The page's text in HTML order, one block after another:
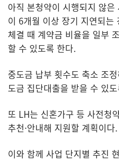
아직 본청약이 시행되지 않
이 6개월 이상 장기 지연되는
체결 때 계약금 비율을 일부
할 수 있도록 한다.
중도금 납부 횟수도 축소 조
도금 집단대출을 받을 수 있
또 LH는 신혼가구 등 사전청
추천·안내해 지원할 계획이다.
이와 함께 사업 단지별 추진